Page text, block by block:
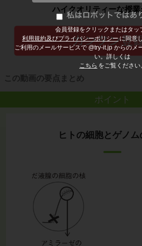
会員登録をクリックまたはタッ
利用規約及びプライバシーポリシー に同意
ご利用のメールサービスで @try-it.jp からのメ
い。詳しくは
こちら をご覧ください
ハイクオリティーな授
この動画の要点まとめ
ポイント
ヒトの細胞とゲノム